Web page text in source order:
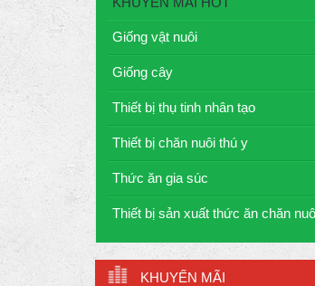
Giống vật nuôi
Giống cây
Thiết bị thụ tinh nhân tạo
Thiết bị chăn nuôi thú y
Thức ăn gia súc
Thiết bị sản xuất thức ăn chăn
KHUYẾN MÃI